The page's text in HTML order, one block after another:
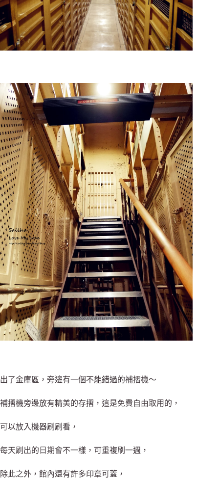
出了金庫區，旁邊有一個不能錯過的補摺機～
補摺機旁邊放有精美的存摺，這是免費自由取用的，
可以放入機器刷刷看，
每天刷出的日期會不一樣，可重複刷一週，
除此之外，館內還有許多印章可蓋，